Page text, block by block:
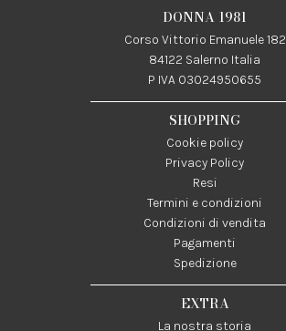
DONNA 1981
Corso Vittorio Emanuele 182
84122 Salerno Italia
P IVA 03024950655
SHOPPING
Cookie policy
Privacy Policy
Resi
Termini e condizioni
Condizioni di vendita
Pagamenti
Spedizione
EXTRA
La nostra storia